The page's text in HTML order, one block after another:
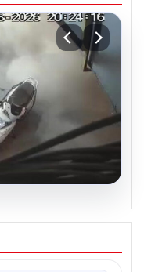
Binanın
Önlemler